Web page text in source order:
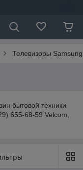
Телевизоры Samsung
бытовой техники
655-68-59 Velcom,